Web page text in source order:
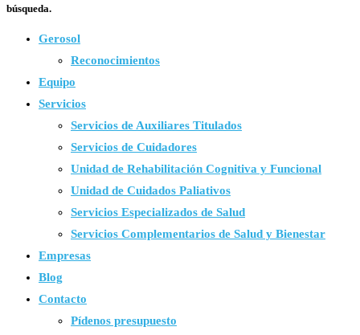
búsqueda.
Gerosol
Reconocimientos
Equipo
Servicios
Servicios de Auxiliares Titulados
Servicios de Cuidadores
Unidad de Rehabilitación Cognitiva y Funcional
Unidad de Cuidados Paliativos
Servicios Especializados de Salud
Servicios Complementarios de Salud y Bienestar
Empresas
Blog
Contacto
Pídenos presupuesto